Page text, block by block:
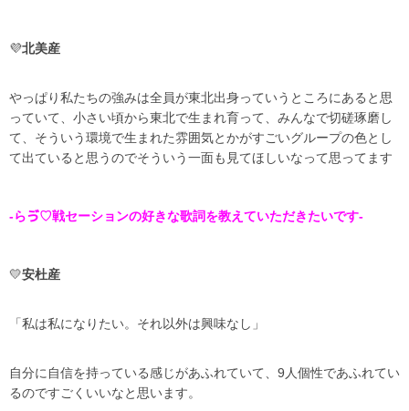
💜北美産
やっぱり私たちの強みは全員が東北出身っていうところにあると思
っていて、小さい頃から東北で生まれ育って、みんなで切磋琢磨し
て、そういう環境で生まれた雰囲気とかがすごいグループの色とし
て出ていると思うのでそういう一面も見てほしいなって思ってます
-らゔ♡戦セーションの好きな歌詞を教えていただきたいです-
💛安杜産
「私は私になりたい。それ以外は興味なし」
自分に自信を持っている感じがあふれていて、9人個性であふれてい
るのですごくいいなと思います。